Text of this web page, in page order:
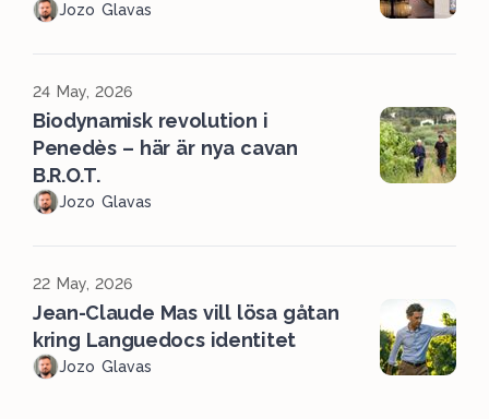
Jozo Glavas
24 May, 2026
Biodynamisk revolution i
Penedès – här är nya cavan
B.R.O.T.
Jozo Glavas
22 May, 2026
Jean-Claude Mas vill lösa gåtan
kring Languedocs identitet
Jozo Glavas